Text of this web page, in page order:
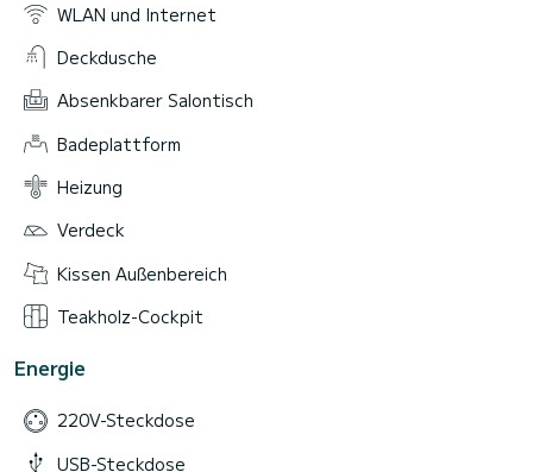
WLAN und Internet
Deckdusche
Absenkbarer Salontisch
Badeplattform
Heizung
Verdeck
Kissen Außenbereich
Teakholz-Cockpit
Energie
220V-Steckdose
USB-Steckdose